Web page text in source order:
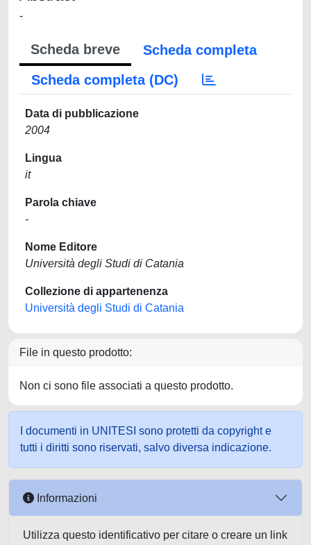
-
Scheda breve
Scheda completa
Scheda completa (DC)
Data di pubblicazione
2004
Lingua
it
Parola chiave
-
Nome Editore
Università degli Studi di Catania
Collezione di appartenenza
Università degli Studi di Catania
File in questo prodotto:
Non ci sono file associati a questo prodotto.
I documenti in UNITESI sono protetti da copyright e
tutti i diritti sono riservati, salvo diversa indicazione.
Informazioni
Utilizza questo identificativo per citare o creare un link